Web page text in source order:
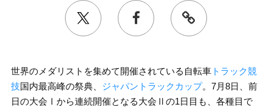
世界のメダリストを集めて開催されている自転車トラック競
技国内最高峰の祭典、 ジャパントラックカップ。7月8日、前
日の大会Ⅰから連続開催となる大会Ⅱの1日目も、各種目で